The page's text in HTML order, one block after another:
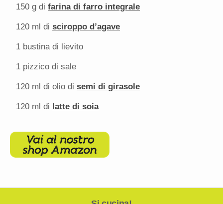
150 g di farina di farro integrale
120 ml di sciroppo d’agave
1 bustina di lievito
1 pizzico di sale
120 ml di olio di semi di girasole
120 ml di latte di soia